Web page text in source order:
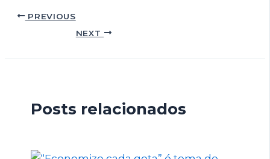
PREVIOUS
NEXT
Posts relacionados